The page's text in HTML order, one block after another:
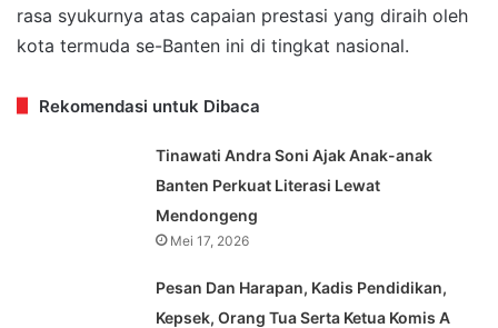
rasa syukurnya atas capaian prestasi yang diraih oleh
kota termuda se-Banten ini di tingkat nasional.
Rekomendasi untuk Dibaca
Tinawati Andra Soni Ajak Anak-anak
Banten Perkuat Literasi Lewat
Mendongeng
Mei 17, 2026
Pesan Dan Harapan, Kadis Pendidikan,
Kepsek, Orang Tua Serta Ketua Komis A